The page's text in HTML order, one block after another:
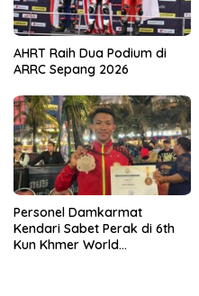
AHRT Raih Dua Podium di
ARRC Sepang 2026
Personel Damkarmat
Kendari Sabet Perak di 6th
Kun Khmer World